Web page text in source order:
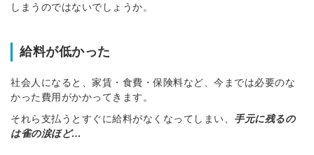
しまうのではないでしょうか。
給料が低かった
社会人になると、家賃・食費・保険料など、今までは必要のな
かった費用がかかってきます。
それら支払うとすぐに給料がなくなってしまい、 手元に残るの
は雀の涙ほど…